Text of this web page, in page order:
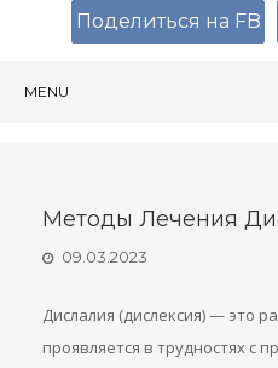
MENU
Методы Лечения
09.03.2023
Дислалия (дислексия) — это
проявляется в трудностях
Поделиться на FB